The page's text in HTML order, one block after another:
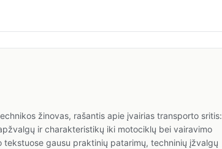
žinovas, rašantis apie įvairias transporto sritis:
ir charakteristikų iki motociklų bei vairavimo
tekstuose gausu praktinių patarimų, techninių įžvalgų